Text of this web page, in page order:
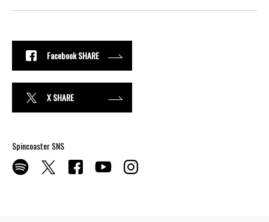
Facebook SHARE
X SHARE
Spincoaster SNS